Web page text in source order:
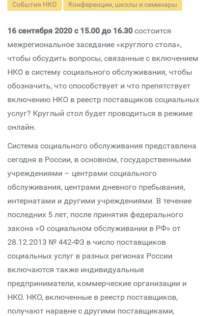
События НКО Конференции, школы и семинары
16 сентября 2020 с 15.00 до 16.30 состоится
межрегиональное заседание «круглого стола»,
чтобы обсудить вопросы, связанные с включением
НКО в систему социального обслуживания, чтобы
обозначить, что способствует и что препятствует
включению НКО в реестр поставщиков социальных
услуг? Круглый стол будет проводиться в режиме
онлайн.
Система социального обслуживания представлена
сегодня в России, в основном, государственными
учреждениями – центрами социального
обслуживания, центрами дневного пребывания,
интернатами и другими учреждениями. В течение
последних 5 лет, после принятия федерального
закона «О социальном обслуживании в РФ» от
28.12.2013 № 442-ФЗ в число поставщиков
социальных услуг в разных регионах России
включаются также индивидуальные
предприниматели, коммерческие организации и
НКО. НКО, включенные в реестр поставщиков,
получают наравне с другими поставщиками,